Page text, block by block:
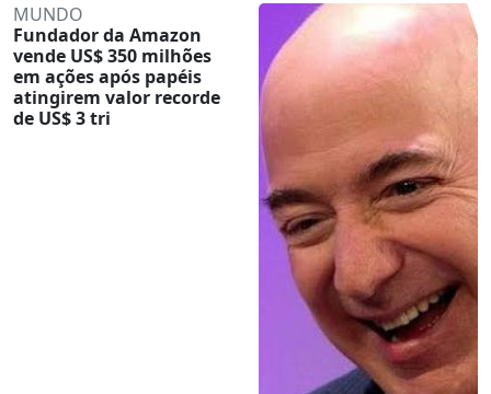
MUNDO
Fundador da Amazon
vende US$ 350 milhões
em ações após papéis
atingirem valor recorde
de US$ 3 tri